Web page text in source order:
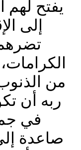
يفتح لهم
إلى
من
ربه أن
في
صاعدة